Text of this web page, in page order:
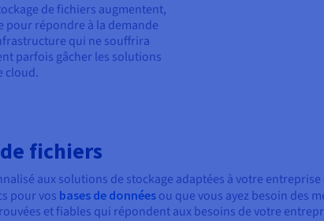
de fichiers augmentent,
répondre à la demande
qui ne souffrira
parfois gâcher les solutions
cloud.
fichiers
aux solutions de stockage adaptées à votre
pour vos bases de données ou que vous ayez besoin des
et fiables qui répondent aux besoins de votre